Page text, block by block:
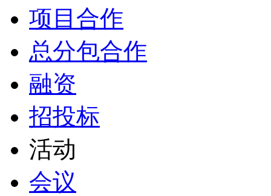
项目合作
总分包合作
融资
招投标
活动
会议